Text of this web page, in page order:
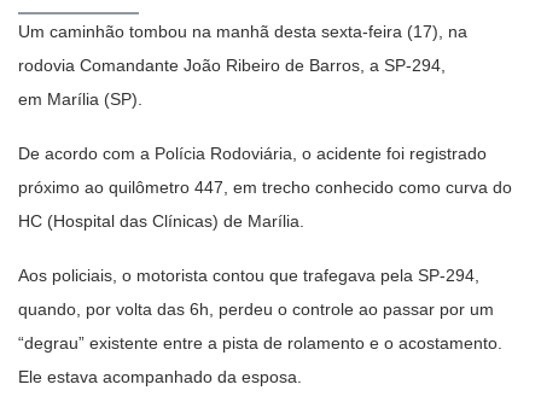
Um caminhão tombou na manhã desta sexta-feira (17), na
rodovia Comandante João Ribeiro de Barros, a SP-294,
em Marília (SP).
De acordo com a Polícia Rodoviária, o acidente foi registrado
próximo ao quilômetro 447, em trecho conhecido como curva do
HC (Hospital das Clínicas) de Marília.
Aos policiais, o motorista contou que trafegava pela SP-294,
quando, por volta das 6h, perdeu o controle ao passar por um
“degrau” existente entre a pista de rolamento e o acostamento.
Ele estava acompanhado da esposa.